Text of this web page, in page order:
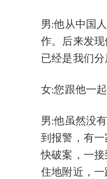
男:他从中国
作。后来发
已经是我们分
女:您跟他一
男:他虽然没
到报警，有
快破案，一
住地附近，